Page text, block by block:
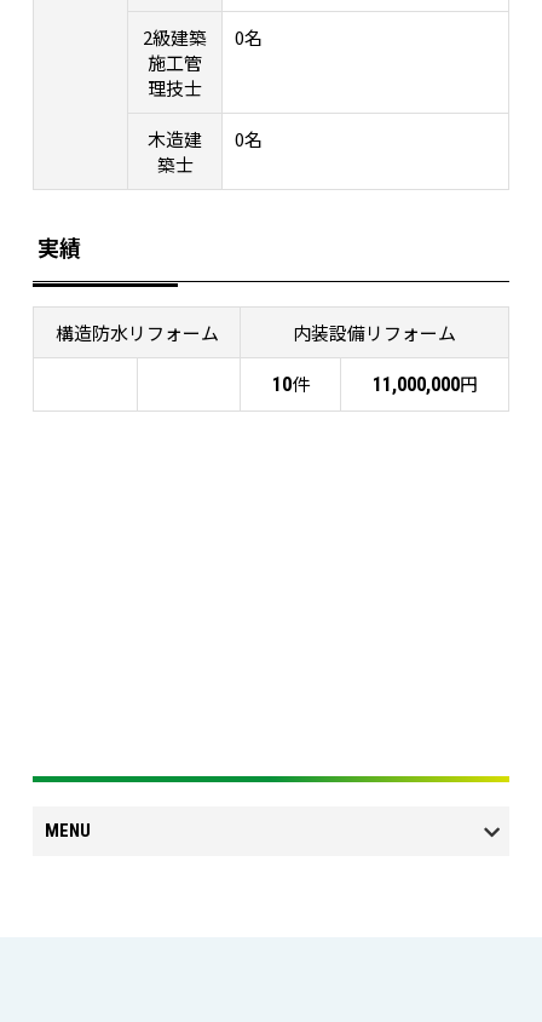
MENU
2級建築
施工管
理技士
0名
木造建
築士
0名
実績
構造防水リフォーム 内装設備リフォーム
10件 11,000,000円